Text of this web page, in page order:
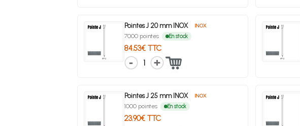
Pointes J 20 mm INOX INOX
7000 pointes En stock
84.53€ TTC
1
Pointes J 25 mm INOX INOX
1000 pointes En stock
23.90€ TTC